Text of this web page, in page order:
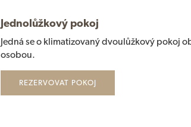
Jednolůžkový pokoj
Jedná se o klimatizovaný dvoulůžkový pokoj
osobou.
REZERVOVAT POKOJ